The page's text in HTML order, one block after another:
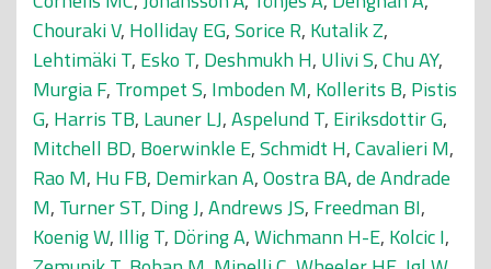
Chouraki V, Holliday EG,Sorice R, Kutalik Z,
Lehtimäki T, Esko T, Deshmukh H, Ulivi S,Chu AY,
Murgia F, Trompet S, Imboden M, Kollerits B, Pistis
G, Harris TB, Launer LJ,Aspelund T, Eiriksdottir G,
Mitchell BD, Boerwinkle E,Schmidt H,Cavalieri M,
Rao M, Hu FB, Demirkan A,Oostra BA,de Andrade
M, Turner ST, Ding J,Andrews JS, Freedman BI,
Koenig W, Illig T, Döring A,Wichmann H-E, Kolcic I,